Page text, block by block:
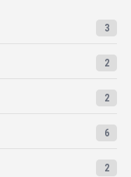
3
2
2
6
2